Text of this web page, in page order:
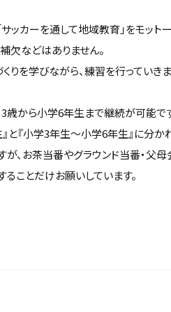
ッカーを通して地域教育」をモッ
欠などはありません。
りを学びながら、練習を行っていきま
歳から小学6年生まで継続が可能で
と『小学3年生～小学6年生』に分か
が、お茶当番やグラウンド当番・父
ことだけお願いしています。